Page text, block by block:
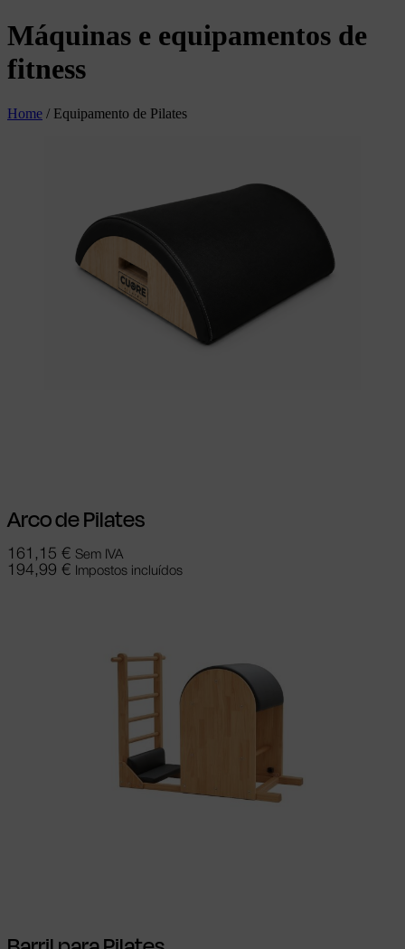
Máquinas e equipamentos de
fitness
Home / Equipamento de Pilates
Arco de Pilates
161,15 € Sem IVA
194,99 € Impostos incluídos